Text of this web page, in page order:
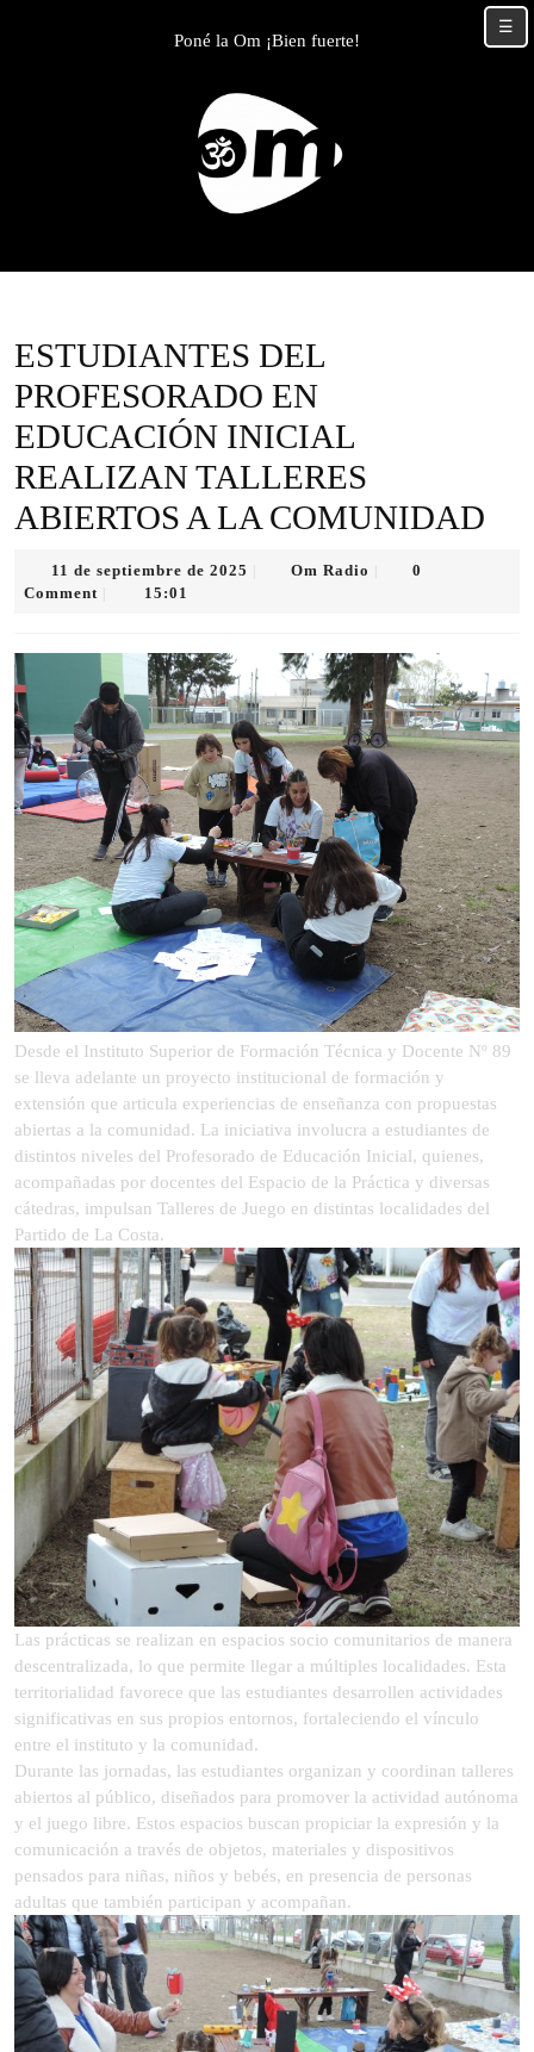
Poné la Om ¡Bien fuerte!
ESTUDIANTES DEL
PROFESORADO EN
EDUCACIÓN INICIAL
REALIZAN TALLERES
ABIERTOS A LA COMUNIDAD
11 de septiembre de 2025
2025
Om Radio
0
Comment
15:01
Desde el Instituto Superior de Formación Técnica y Docente Nº 89
se lleva adelante un proyecto institucional de formación y
extensión que articula experiencias de enseñanza con propuestas
abiertas a la comunidad. La iniciativa involucra a estudiantes de
distintos niveles del Profesorado de Educación Inicial, quienes,
acompañadas por docentes del Espacio de la Práctica y diversas
cátedras, impulsan Talleres de Juego en distintas localidades del
Partido de La Costa.
Las prácticas se realizan en espacios socio comunitarios de manera
descentralizada, lo que permite llegar a múltiples localidades. Esta
territorialidad favorece que las estudiantes desarrollen actividades
significativas en sus propios entornos, fortaleciendo el vínculo
entre el instituto y la comunidad.
Durante las jornadas, las estudiantes organizan y coordinan talleres
abiertos al público, diseñados para promover la actividad autónoma
y el juego libre. Estos espacios buscan propiciar la expresión y la
comunicación a través de objetos, materiales y dispositivos
pensados para niñas, niños y bebés, en presencia de personas
adultas que también participan y acompañan.
☰